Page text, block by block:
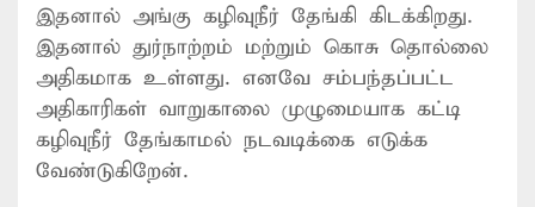
இதனால் அங்கு கழிவுநீர் தேங்கி கிடக்கிறது.
இதனால் துர்நாற்றம் மற்றும் கொசு தொல்லை
அதிகமாக உள்ளது. எனவே சம்பந்தப்பட்ட
அதிகாரிகள் வாறுகாலை முழுமையாக கட்டி
கழிவுநீர் தேங்காமல் நடவடிக்கை எடுக்க
வேண்டுகிறேன்.